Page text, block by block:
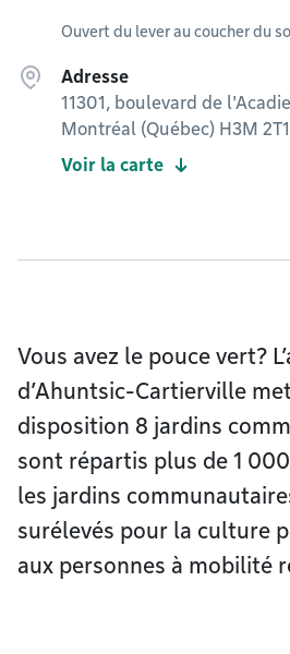
Ouvert du lever au coucher du
Adresse
11301, boulevard de l'Acadie
Montréal (Québec) H3M 2T1
Voir la carte
Vous avez le pouce vert?
d’Ahuntsic-Cartierville
disposition 8 jardins
sont répartis plus de 1
les jardins
surélevés pour la culture
aux personnes à mobilité